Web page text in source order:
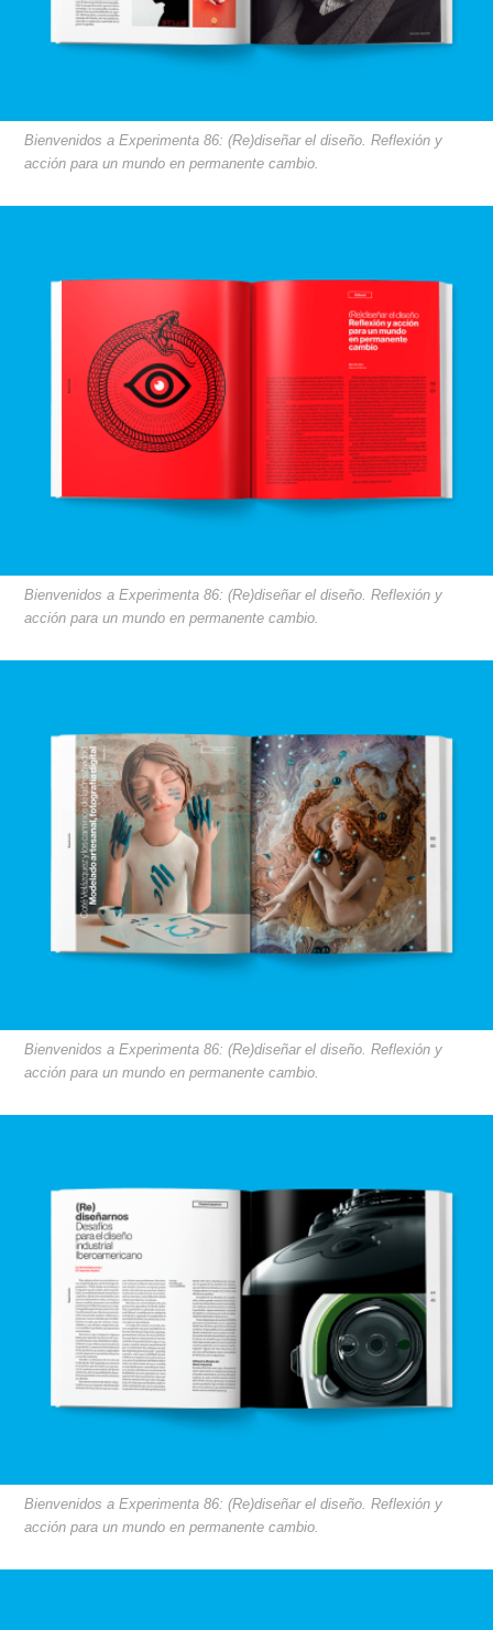
Bienvenidos a Experimenta 86: (Re)diseñar el diseño. Reflexión y
acción para un mundo en permanente cambio.
Bienvenidos a Experimenta 86: (Re)diseñar el diseño. Reflexión y
acción para un mundo en permanente cambio.
Bienvenidos a Experimenta 86: (Re)diseñar el diseño. Reflexión y
acción para un mundo en permanente cambio.
Bienvenidos a Experimenta 86: (Re)diseñar el diseño. Reflexión y
acción para un mundo en permanente cambio.